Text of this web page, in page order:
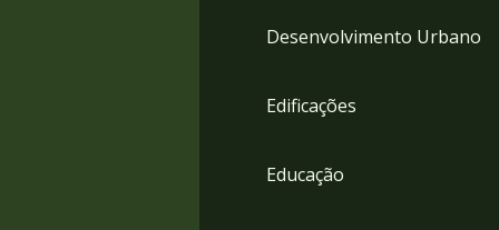
Desenvolvimento Urbano
Edificações
Educação